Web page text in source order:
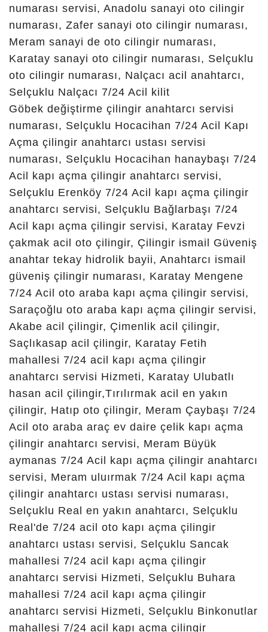
çilingir,
konya alo
çilingir,
konya
aydoğdu
çilingir,
konya
aydınlıkevler
çilingir,
konya
anahtar
çilingir,
konya 24 saat
açık çilingir,
çilingir